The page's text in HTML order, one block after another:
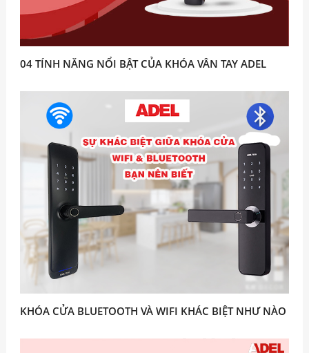
04 TÍNH NĂNG NỔI BẬT CỦA KHÓA VÂN TAY ADEL
KHÓA CỬA BLUETOOTH VÀ WIFI KHÁC BIỆT NHƯ NÀO